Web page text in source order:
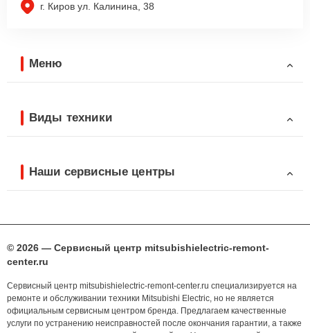
г. Киров ул. Калинина, 38
Меню
Виды техники
Наши сервисные центры
© 2026 — Сервисный центр mitsubishielectric-remont-
center.ru
Сервисный центр mitsubishielectric-remont-center.ru специализируется на
ремонте и обслуживании техники Mitsubishi Electric, но не является
официальным сервисным центром бренда. Предлагаем качественные
услуги по устранению неисправностей после окончания гарантии, а также